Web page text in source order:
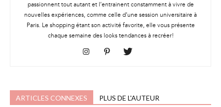
passionnent tout autant et l’entrainent constamment à vivre de
nouvelles expériences, comme celle d’une session universitaire à
Paris. Le shopping étant son activité favorite, elle vous présente
chaque semaine des looks tendances à recréer!
ARTICLES CONNEXES PLUS DE L'AUTEUR